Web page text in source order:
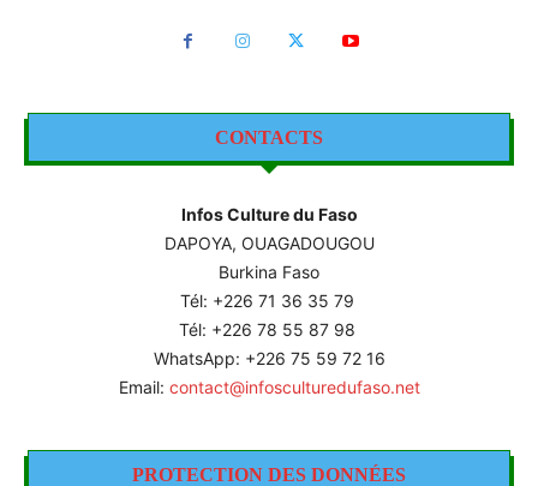
CONTACTS
Infos Culture du Faso
DAPOYA, OUAGADOUGOU
Burkina Faso
Tél: +226 71 36 35 79
Tél: +226 78 55 87 98
WhatsApp: +226 75 59 72 16
Email: contact@infosculturedufaso.net
PROTECTION DES DONNÉES